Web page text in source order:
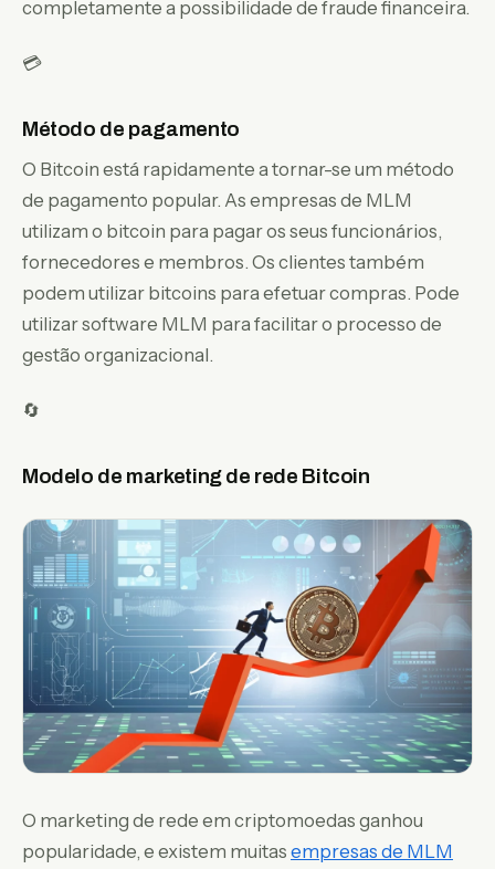
completamente a possibilidade de fraude financeira.
💳
Método de pagamento
O Bitcoin está rapidamente a tornar-se um método
de pagamento popular. As empresas de MLM
utilizam o bitcoin para pagar os seus funcionários,
fornecedores e membros. Os clientes também
podem utilizar bitcoins para efetuar compras. Pode
utilizar software MLM para facilitar o processo de
gestão organizacional.
🔄
Modelo de marketing de rede Bitcoin
O marketing de rede em criptomoedas ganhou
popularidade, e existem muitas empresas de MLM